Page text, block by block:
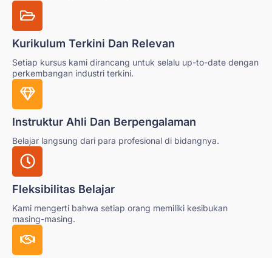
Kurikulum Terkini Dan Relevan
Setiap kursus kami dirancang untuk selalu up-to-date dengan
perkembangan industri terkini.
Instruktur Ahli Dan Berpengalaman
Belajar langsung dari para profesional di bidangnya.
Fleksibilitas Belajar
Kami mengerti bahwa setiap orang memiliki kesibukan
masing-masing.